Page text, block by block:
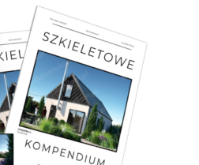
do
zł4,999.00